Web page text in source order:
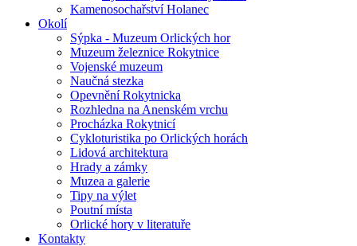
Kamenosochařství Holanec
Okolí
Sýpka - Muzeum Orlických hor
Muzeum železnice Rokytnice
Vojenské muzeum
Naučná stezka
Opevnění Rokytnicka
Rozhledna na Anenském vrchu
Procházka Rokytnicí
Cykloturistika po Orlických horách
Lidová architektura
Hrady a zámky
Muzea a galerie
Tipy na výlet
Poutní místa
Orlické hory v literatuře
Kontakty